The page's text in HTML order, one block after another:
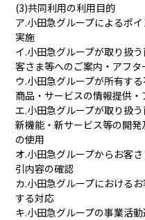
(3)共同利用の利用目的
ア.小田急グループによるポ
実施
イ.小田急グループが取り扱
客さま等へのご案内・アフ
ウ.小田急グループが所有す
商品・サービスの情報提供
エ.小田急グループが取り扱
新機能・新サービス等の開
の使用
オ.小田急グループからお客
引内容の確認
カ.小田急グループにおける
する対応
キ.小田急グループの事業活